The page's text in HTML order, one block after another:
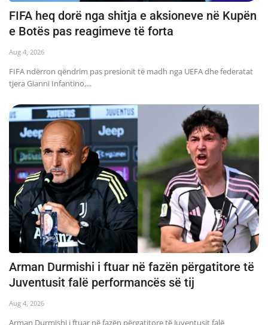
FIFA heq dorë nga shitja e aksioneve në Kupën
e Botës pas reagimeve të forta
Aug 4, 2026
FIFA ndërron qëndrim pas presionit të madh nga UEFA dhe federatat
tjera Gianni Infantino,...
Arman Durmishi i ftuar në fazën përgatitore të
Juventusit falë performancës së tij
Aug 4, 2026
Arman Durmishi i ftuar në fazën përgatitore të Juventusit falë